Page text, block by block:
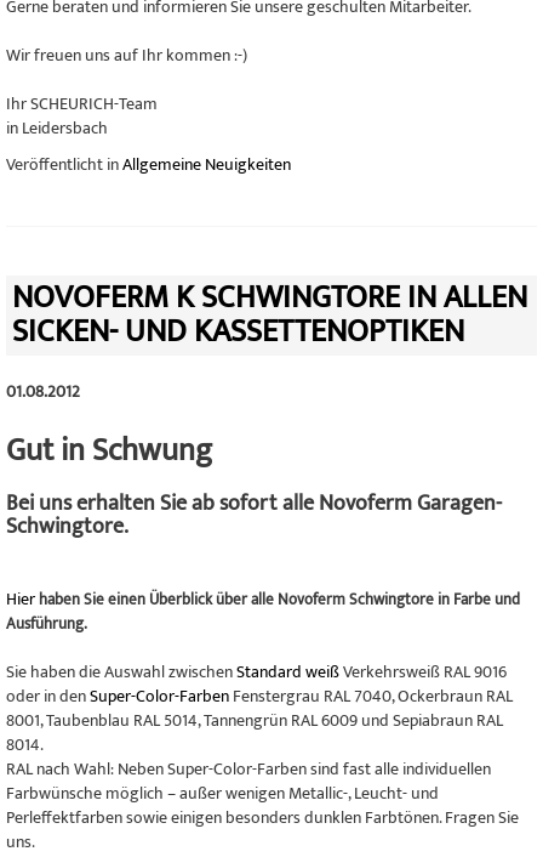
Gerne beraten und informieren Sie unsere geschulten Mitarbeiter.
Wir freuen uns auf Ihr kommen :-)
Ihr SCHEURICH-Team
in Leidersbach
Veröffentlicht inAllgemeine Neuigkeiten
NOVOFERM K SCHWINGTORE IN ALLEN
SICKEN- UND KASSETTENOPTIKEN
01.08.2012
Gut in Schwung
Bei uns erhalten Sie ab sofort alle Novoferm Garagen-
Schwingtore.
Hierhaben Sie einen Überblick über alle Novoferm Schwingtore in Farbe und
Ausführung.
Sie haben die Auswahl zwischenStandard weißVerkehrsweiß RAL 9016
oder in denSuper-Color-FarbenFenstergrau RAL 7040, Ockerbraun RAL
8001, Taubenblau RAL 5014, Tannengrün RAL 6009 und Sepiabraun RAL
8014.
RAL nach Wahl: Neben Super-Color-Farben sind fast alle individuellen
Farbwünsche möglich – außer wenigen Metallic-, Leucht- und
Perleffektfarben sowie einigen besonders dunklen Farbtönen. Fragen Sie
uns.